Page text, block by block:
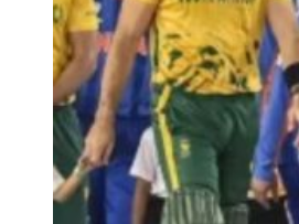
India vs Afghanistan टेस्ट
का स्क्वाड
शुभमन गिल (कप्तान), केएल राहुल (उप-
जुरेल (विकेटकीपर), साई सुदर्शन, ऋषभ पंत
नितीश कुमार रेड्डी, वाशिंगटन सुंदर, कुलदीप